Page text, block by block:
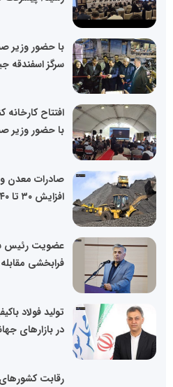
با حضور وزیر
سرگز اسفندقه
افتتاح کارخانه
با حضور وزیر
صادرات معدن و
افزایش ۳۰ تا ۴۰ درصدی دارد
عضویت رئیس
فرابخشی
تولید فولاد
در بازارهای
رقابت